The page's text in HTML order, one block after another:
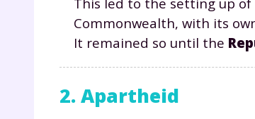
Commonwealth, with its
It remained so until the
2. Apartheid